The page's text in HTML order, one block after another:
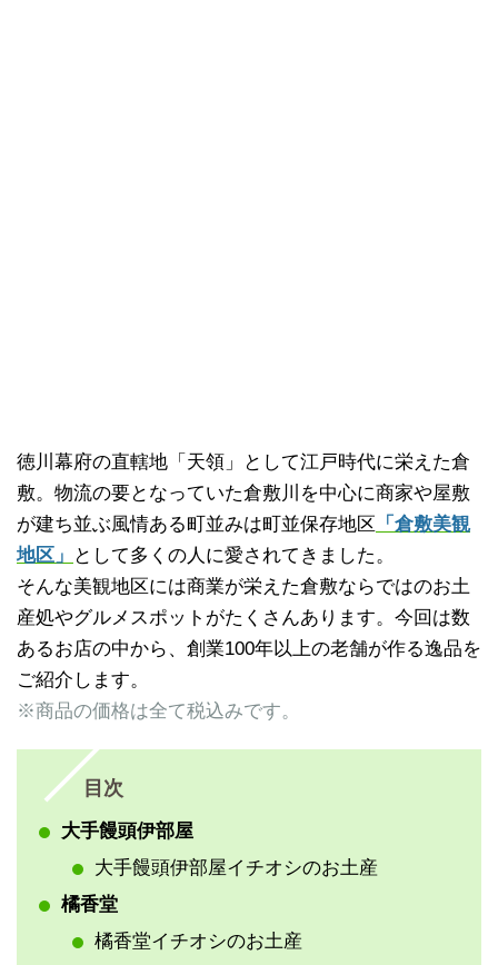
徳川幕府の直轄地「天領」として江戸時代に栄えた倉
敷。物流の要となっていた倉敷川を中心に商家や屋敷
が建ち並ぶ風情ある町並みは町並保存地区 「倉敷美観
地区」
として多くの人に愛されてきました。
そんな美観地区には商業が栄えた倉敷ならではのお土
産処やグルメスポットがたくさんあります。今回は数
あるお店の中から、創業100年以上の老舗が作る逸品を
ご紹介します。
※商品の価格は全て税込みです。
目次
大手饅頭伊部屋
大手饅頭伊部屋イチオシのお土産
橘香堂
橘香堂イチオシのお土産